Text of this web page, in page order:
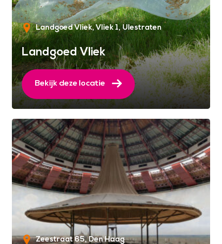
Landgoed Vliek, Vliek 1 Ulestraten
Landgoed Vliek
Bekijk deze locatie
Zeestraat 65 Den Haag